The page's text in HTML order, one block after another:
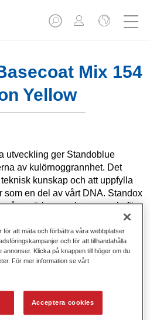
Mix 154
Yellow
utveckling ger Standoblue
av kulörnoggrannhet. Det
kunskap och att uppfylla
som en del av vårt DNA. Standox
utmärkta resultat, vare sig för
mest utmanande
med modern pigmentteknologi.
för att mäta och förbättra våra webbplatser
och för att tillhandahålla
Klicka på knappen till höger om du
För mer information se vårt
Acceptera cookies